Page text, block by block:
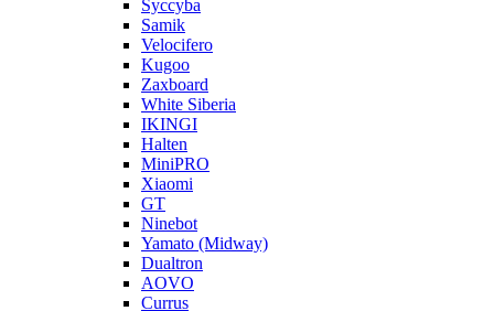
Syccyba
Samik
Velocifero
Kugoo
Zaxboard
White Siberia
IKINGI
Halten
MiniPRO
Xiaomi
GT
Ninebot
Yamato (Midway)
Dualtron
AOVO
Currus